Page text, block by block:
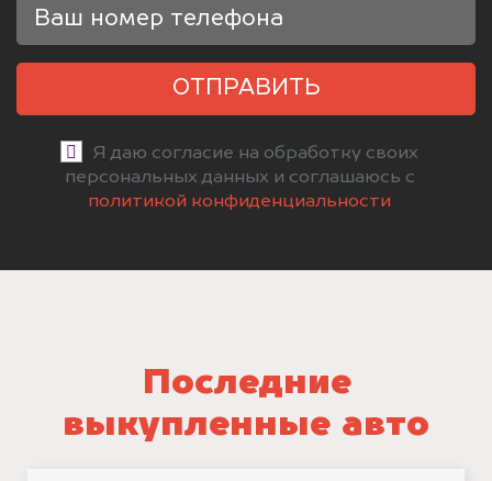
ОТПРАВИТЬ
Я даю согласие на обработку своих
персональных данных и соглашаюсь с
политикой конфиденциальности
Последние
выкупленные авто